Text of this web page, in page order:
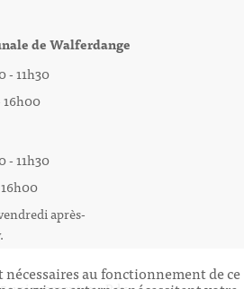
de Walferdange
après-
au fonctionnement de ce